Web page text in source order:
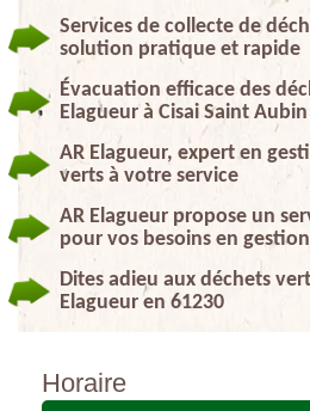
Services de collecte de
solution pratique et rapide
Évacuation efficace des
Elagueur à Cisai Saint Aubin
AR Elagueur, expert en
verts à votre service
AR Elagueur propose un
pour vos besoins en
Dites adieu aux déchets
Elagueur en 61230
Horaire